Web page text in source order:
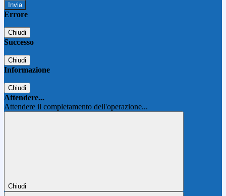
Errore
Chiudi
Successo
Chiudi
Informazione
Chiudi
Attendere...
Attendere il completamento dell'operazione...
Chiudi